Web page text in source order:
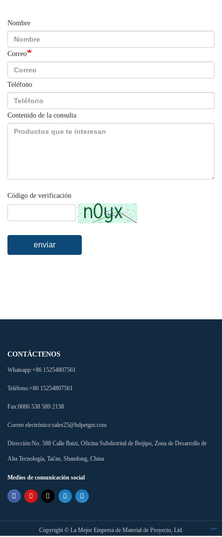
Nombre
Correo
Teléfono
Contenido de la consulta
Código de verificación
enviar
CONTÁCTENOS
Whatsapp:+86 15254807561
Teléfono:+86 15254807561
Fax:0086 538 589 2138
Correo electrónico:sales25@hdpetgm.com
Dirección:No. 588 Calle Baizi, Oficina Subdistrital de Beijipo, Zona de Desarrollo de
Alta Tecnología, Tai'an, Shandong, China
Medios de comunicación social
Copyright © La Mejor Empresa de Material de Proyecto, Ltd. Index